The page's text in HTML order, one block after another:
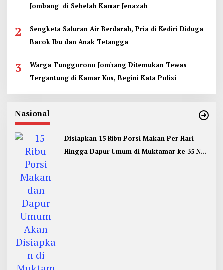
Jombang di Sebelah Kamar Jenazah
2
Sengketa Saluran Air Berdarah, Pria di Kediri Diduga
Bacok Ibu dan Anak Tetangga
3
Warga Tunggorono Jombang Ditemukan Tewas
Tergantung di Kamar Kos, Begini Kata Polisi
Nasional
Disiapkan 15 Ribu Porsi Makan Per Hari
Hingga Dapur Umum di Muktamar ke 35 NU